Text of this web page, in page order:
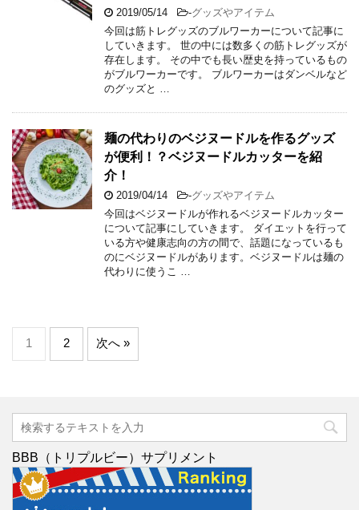
2019/05/14 -グッズやアイテム
今回は筋トレグッズのブルワーカーについて記事に
していきます。 世の中には数多くの筋トレグッズが
存在します。 その中でも長い歴史を持っているもの
がブルワーカーです。 ブルワーカーはダンベルなど
のグッズと …
麺の代わりのベジヌードルを作るグッズ
が便利！？ベジヌードルカッターを紹
介！
2019/04/14 -グッズやアイテム
今回はベジヌードルが作れるベジヌードルカッター
について記事にしていきます。 ダイエットを行って
いる方や健康志向の方の間で、話題になっているも
のにベジヌードルがあります。ベジヌードルは麺の
代わりに使うこ …
1 2 次へ »
BBB（トリプルビー）サプリメント